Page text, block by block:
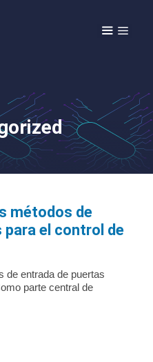
métodos de
el control de
de entrada de puertas
parte central de